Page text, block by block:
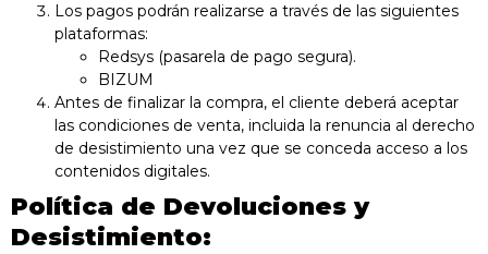
Los pagos podrán realizarse a través de las siguientes
plataformas:
Redsys (pasarela de pago segura).
BIZUM
Antes de finalizar la compra, el cliente deberá aceptar
las condiciones de venta, incluida la renuncia al derecho
de desistimiento una vez que se conceda acceso a los
contenidos digitales.
Política de Devoluciones y
Desistimiento: